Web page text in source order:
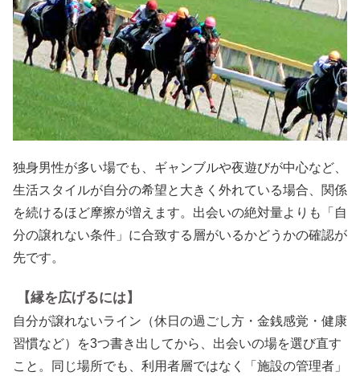
独身男性が多い場でも、ギャンブルや夜遊びが中心など、
生活スタイルが自分の希望と大きく外れている場合、関係
を続けるほど摩擦が増えます。出会いの絶対量よりも「自
分の譲れない条件」に合致する層がいるかどうかの確認が
先です。
【縁を広げるには】
自分が譲れないライン（休日の過ごし方・金銭感覚・健康
習慣など）を3つ書き出してから、出会いの場を選び直す
こと。同じ場所でも、利用者層ではなく「施設の管理者」